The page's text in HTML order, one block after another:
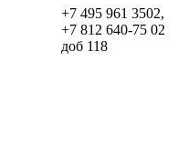
+7 495 961 3502,
+7 812 640-75 02
доб 118